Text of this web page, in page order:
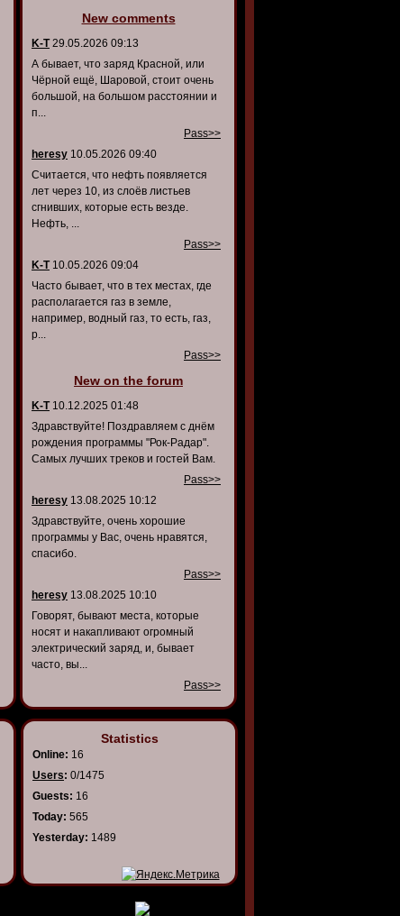
New comments
K-T29.05.2026 09:13
А бывает, что заряд Красной, или
Чёрной ещё, Шаровой, стоит очень
большой, на большом расстоянии и
п...
Pass>>
heresy 10.05.2026 09:40
Считается, что нефть появляется
лет через 10, из слоёв листьев
сгнивших, которые есть везде.
Нефть, ...
Pass>>
K-T10.05.2026 09:04
Часто бывает, что в тех местах, где
располагается газ в земле,
например, водный газ, то есть, газ,
р...
Pass>>
New on the forum
K-T10.12.2025 01:48
Здравствуйте! Поздравляем с днём
рождения программы "Рок-Радар".
Самых лучших треков и гостей Вам.
Pass>>
heresy 13.08.2025 10:12
Здравствуйте, очень хорошие
программы у Вас, очень нравятся,
спасибо.
Pass>>
heresy 13.08.2025 10:10
Говорят, бывают места, которые
носят и накапливают огромный
электрический заряд, и, бывает
часто, вы...
Pass>>
Statistics
Online: 16
Users: 0/1475
Guests: 16
Today: 565
Yesterday: 1489